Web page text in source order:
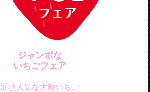
ジャンボな
いちごフェア
近頃人気な大粒いちご